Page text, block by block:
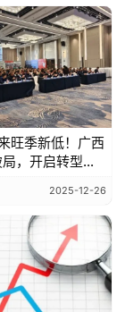
旺季新低！广西
，开启转型新
2025-12-26